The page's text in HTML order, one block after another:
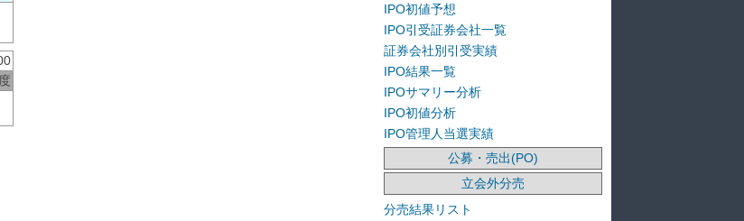
IPO初値予想
IPO引受証券会社一覧
証券会社別引受実績
IPO結果一覧
IPOサマリー分析
IPO初値分析
IPO管理人当選実績
公募・売出(PO)
立会外分売
分売結果リスト